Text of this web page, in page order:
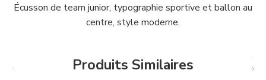
Écusson de team junior, typographie sportive et ballon au
centre, style moderne.
Produits Similaires